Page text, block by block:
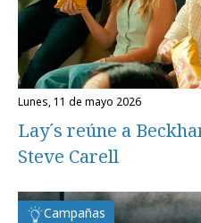
lunes, 11 de mayo 2026
Lay´s reúne a
Steve Carell
Campañas